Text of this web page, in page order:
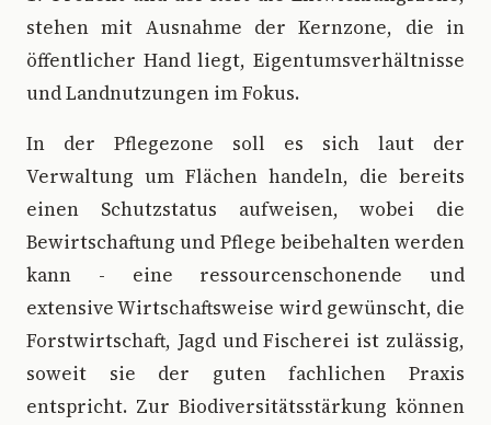
stehen mit Ausnahme der Kernzone, die in
öffentlicher Hand liegt, Eigentumsverhältnisse
und Landnutzungen im Fokus.
In der Pflegezone soll es sich laut der
Verwaltung um Flächen handeln, die bereits
einen Schutzstatus aufweisen, wobei die
Bewirtschaftung und Pflege beibehalten werden
kann - eine ressourcenschonende und
extensive Wirtschaftsweise wird gewünscht, die
Forstwirtschaft, Jagd und Fischerei ist zulässig,
soweit sie der guten fachlichen Praxis
entspricht. Zur Biodiversitätsstärkung können